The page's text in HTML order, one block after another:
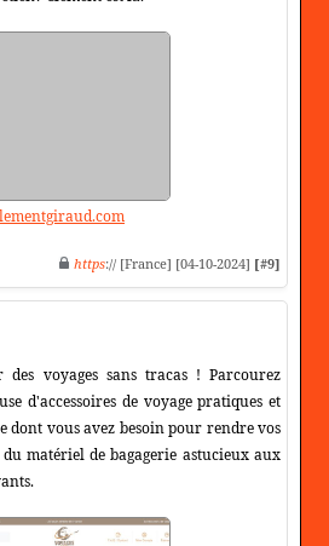
https:// [France] [04-10-2024] [#9]
des voyages sans tracas ! Parcourez
d'accessoires de voyage pratiques et
dont vous avez besoin pour rendre vos
matériel de bagagerie astucieux aux